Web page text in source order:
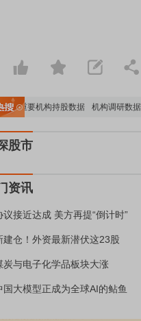
重要机构持股数据 机构调研数据一览
股市
资讯
议接近达成 美方再提“倒计时”
建仓！外资最新潜伏这23股
炭与电子化学品板块大涨
国大模型正成为全球AI的鲇鱼